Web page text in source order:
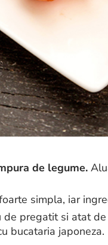
de legume.
simpla, iar
pregatit si atat
bucataria japoneza.